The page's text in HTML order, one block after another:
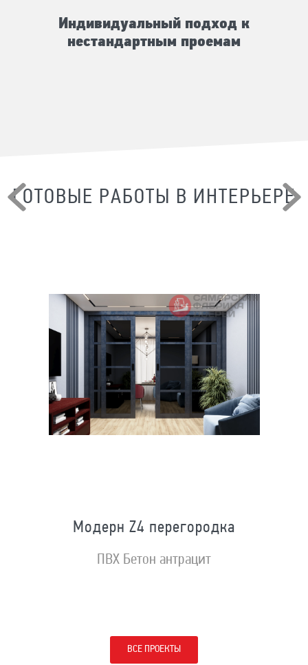
Индивидуальный подход к
нестандартным проемам
ГОТОВЫЕ РАБОТЫ В ИНТЕРЬЕРЕ
Модерн Z4 перегородка
ПВХ Бетон антрацит
ВСЕ ПРОЕКТЫ